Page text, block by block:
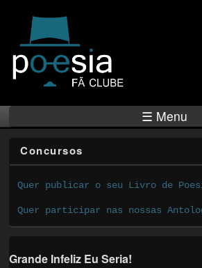
☰ Menu
Concursos
Quer publicar o seu Livro de
Quer participar nas nossas
Grande Infeliz Eu Seria!